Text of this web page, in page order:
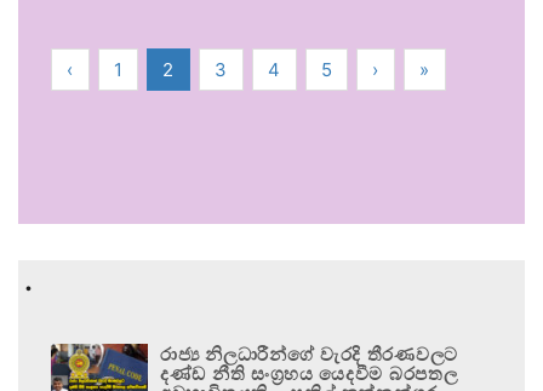
‹ 1 2 3 4 5 › »
.
රාජ්‍ය නිලධාරීන්ගේ වැරදි තීරණවලට
දණ්ඩ නීති සංග්‍රහය යෙදවීම බරපතල